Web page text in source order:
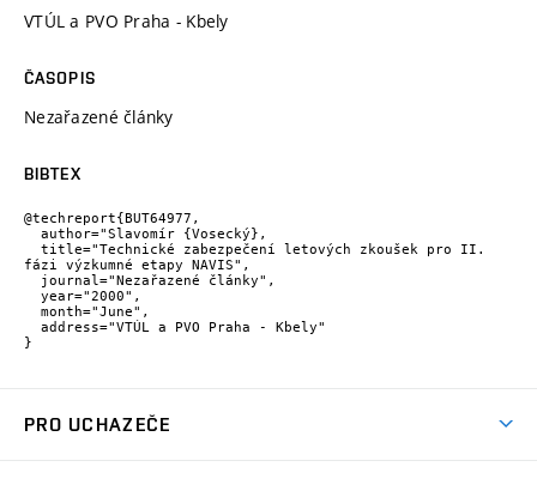
VTÚL a PVO Praha - Kbely
ČASOPIS
Nezařazené články
BIBTEX
@techreport{BUT64977,
fázi výzkumné etapy NAVIS",
}
PRO UCHAZEČE